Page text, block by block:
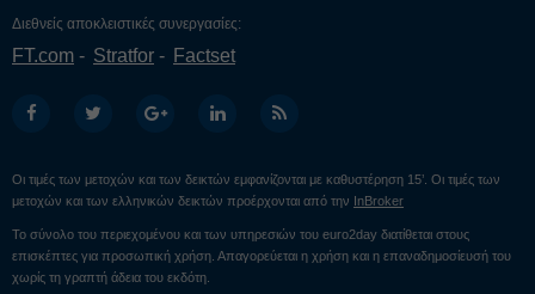
Διεθνείς αποκλειστικές συνεργασίες:
FT.com Stratfor Factset
Οι τιμές των μετοχών και των δεικτών εμφανίζονται με καθυστέρηση 15’. Οι τιμές των
μετοχών και των ελληνικών δεικτών προέρχονται από την InBroker
Το σύνολο του περιεχομένου και των υπηρεσιών του euro2day διατίθεται στους
επισκέπτες για προσωπική χρήση. Απαγορεύεται η χρήση και η επαναδημοσίευσή του
χωρίς τη γραπτή άδεια του εκδότη.